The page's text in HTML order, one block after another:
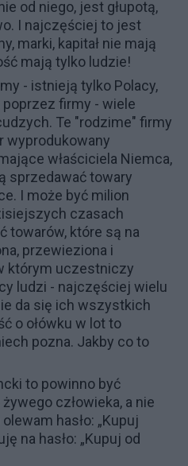
od niego, jest głupotą,
I najczęściej to jest
marki, kapitał nie mają
mają tylko ludzie!
- istnieją tylko Polacy,
firmy - wiele
Te "rodzime" firmy
wyprodukowany
właściciela Niemca,
sprzedawać towary
I może być milion
czasach
towarów, które są na
przewieziona i
którym uczestniczy
ludzi - najczęściej wielu
da się ich wszystkich
o ołówku w lot to
pozna. Jakby co to
to powinno być
człowieka, a nie
hasło: „Kupuj
na hasło: „Kupuj od